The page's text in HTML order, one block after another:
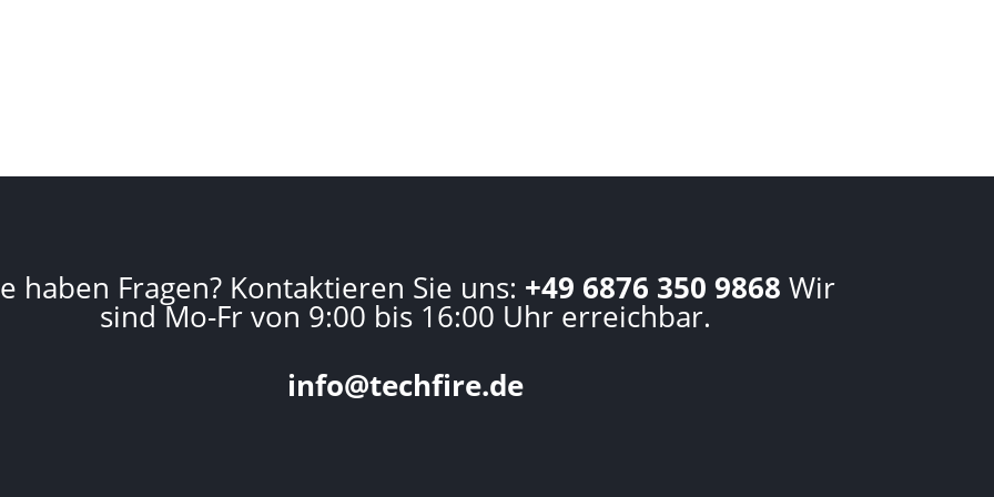
haben Fragen? Kontaktieren Sie uns: +49 6876 350 9868 Wir
sind Mo-Fr von 9:00 bis 16:00 Uhr erreichbar.
info@techfire.de